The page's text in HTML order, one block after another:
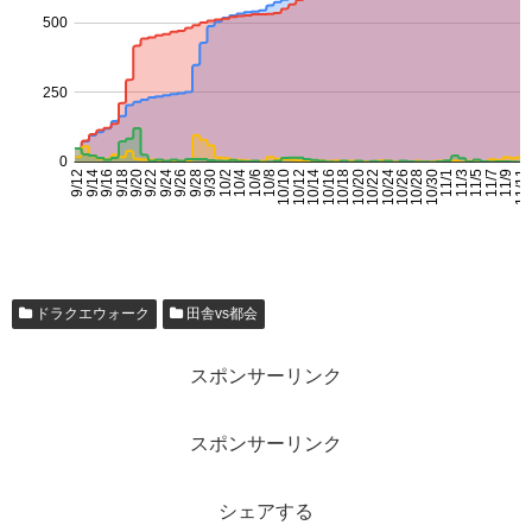
ドラクエウォーク 田舎vs都会
スポンサーリンク
スポンサーリンク
シェアする